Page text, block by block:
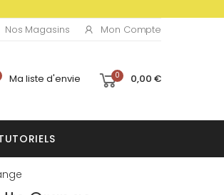
Nos Magasins Mon Compte
Ma liste d'envie 0 0,00 €